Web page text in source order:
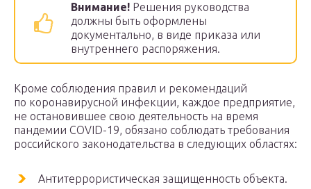
Внимание! Решения руководства
должны быть оформлены
документально, в виде приказа или
внутреннего распоряжения.
Кроме соблюдения правил и рекомендаций
по коронавирусной инфекции, каждое предприятие,
не остановившее свою деятельность на время
пандемии COVID-19, обязано соблюдать требования
российского законодательства в следующих областях:
Антитеррористическая защищенность объекта.